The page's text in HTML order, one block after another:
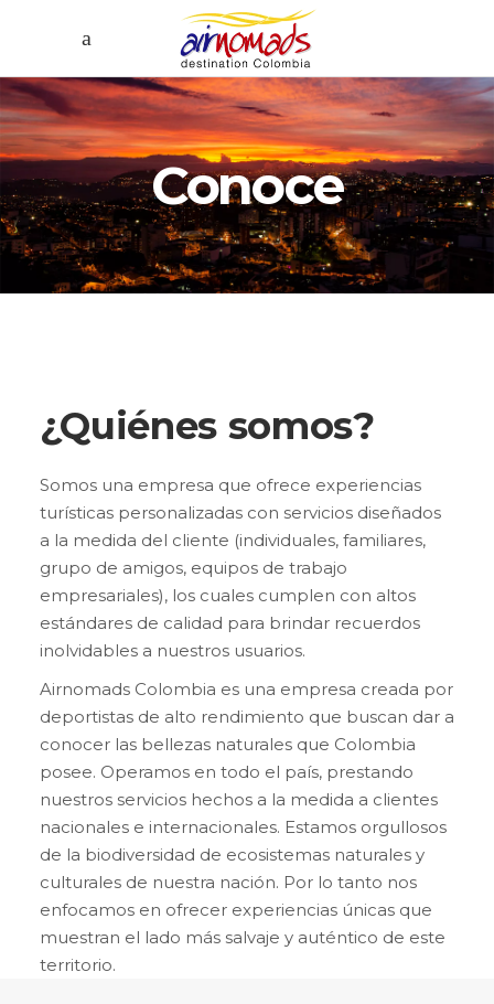
Conoce
¿Quiénes somos?
Somos una empresa que ofrece experiencias
turísticas personalizadas con servicios diseñados
a la medida del cliente (individuales, familiares,
grupo de amigos, equipos de trabajo
empresariales), los cuales cumplen con altos
estándares de calidad para brindar recuerdos
inolvidables a nuestros usuarios.
Airnomads Colombia es una empresa creada por
deportistas de alto rendimiento que buscan dar a
conocer las bellezas naturales que Colombia
posee. Operamos en todo el país, prestando
nuestros servicios hechos a la medida a clientes
nacionales e internacionales. Estamos orgullosos
de la biodiversidad de ecosistemas naturales y
culturales de nuestra nación. Por lo tanto nos
enfocamos en ofrecer experiencias únicas que
muestran el lado más salvaje y auténtico de este
territorio.